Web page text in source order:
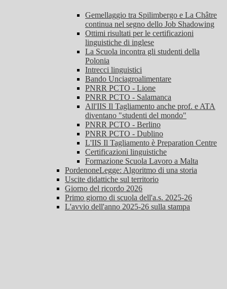
Gemellaggio tra Spilimbergo e La Châtre
continua nel segno dello Job Shadowing
Ottimi risultati per le certificazioni
linguistiche di inglese
La Scuola incontra gli studenti della
Polonia
Intrecci linguistici
Bando Unciagroalimentare
PNRR PCTO - Lione
PNRR PCTO - Salamanca
All'IIS Il Tagliamento anche prof. e ATA
diventano "studenti del mondo"
PNRR PCTO - Berlino
PNRR PCTO - Dublino
L'IIS Il Tagliamento è Preparation Centre
Certificazioni linguistiche
Formazione Scuola Lavoro a Malta
PordenoneLegge: Algoritmo di una storia
Uscite didattiche sul territorio
Giorno del ricordo 2026
Primo giorno di scuola dell'a.s. 2025-26
L'avvio dell'anno 2025-26 sulla stampa